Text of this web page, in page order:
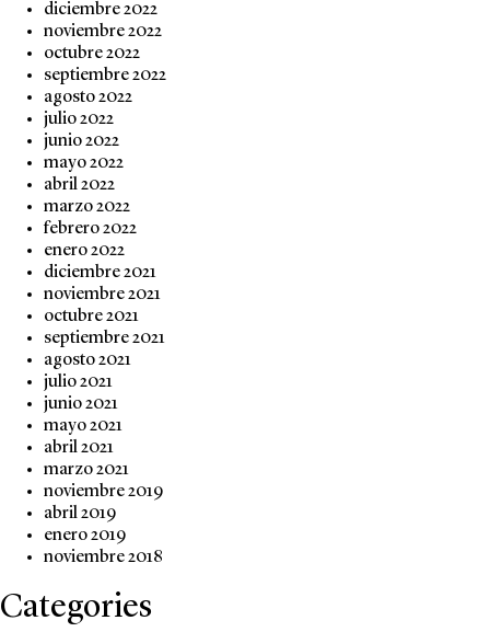
diciembre 2022
noviembre 2022
octubre 2022
septiembre 2022
agosto 2022
julio 2022
junio 2022
mayo 2022
abril 2022
marzo 2022
febrero 2022
enero 2022
diciembre 2021
noviembre 2021
octubre 2021
septiembre 2021
agosto 2021
julio 2021
junio 2021
mayo 2021
abril 2021
marzo 2021
noviembre 2019
abril 2019
enero 2019
noviembre 2018
Categories